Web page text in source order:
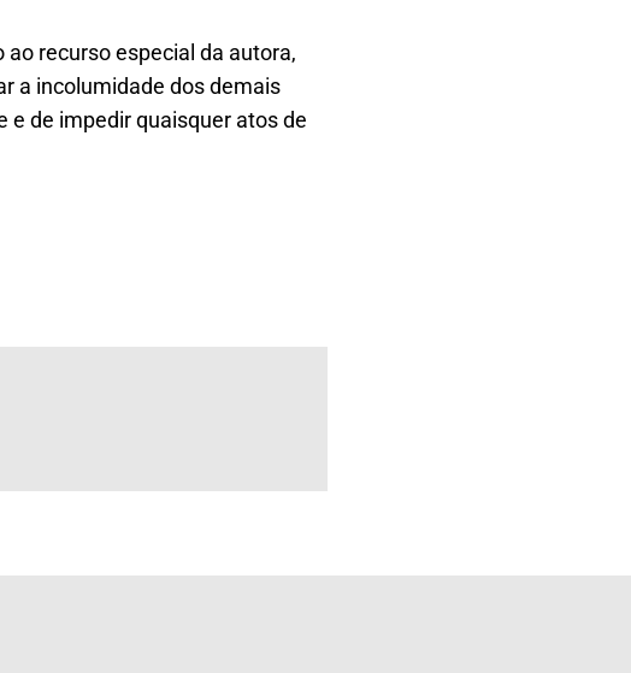
recurso especial da autora,
a incolumidade dos demais
e de impedir quaisquer atos de